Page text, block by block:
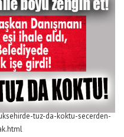
tuz-da-koktu-secerden-